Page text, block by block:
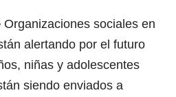
Organizaciones sociales en
alertando por el futuro
niñas y adolescentes
siendo enviados a